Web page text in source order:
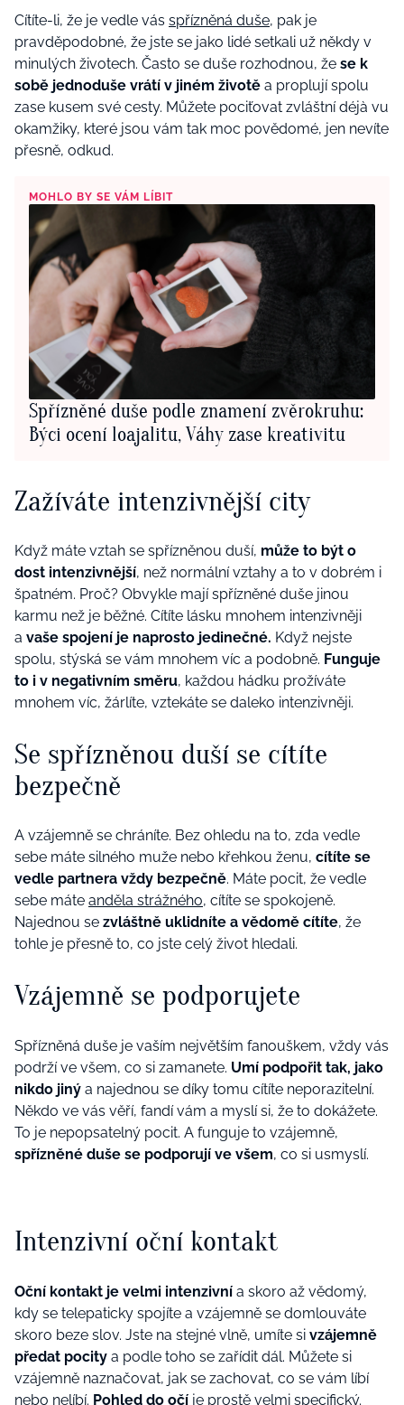
Cítíte-li, že je vedle vás spřízněná duše, pak je
pravděpodobné, že jste se jako lidé setkali už někdy v
minulých životech. Často se duše rozhodnou, že se k
sobě jednoduše vrátí v jiném životě a proplují spolu
zase kusem své cesty. Můžete pociťovat zvláštní déjà vu
okamžiky, které jsou vám tak moc povědomé, jen nevíte
přesně, odkud.
MOHLO BY SE VÁM LÍBIT
Spřízněné duše podle znamení zvěrokruhu:
Býci ocení loajalitu, Váhy zase kreativitu
Zažíváte intenzivnější city
Když máte vztah se spřízněnou duší, může to být o
dost intenzivnější, než normální vztahy a to v dobrém i
špatném. Proč? Obvykle mají spřízněné duše jinou
karmu než je běžné. Cítíte lásku mnohem intenzivněji
a vaše spojení je naprosto jedinečné. Když nejste
spolu, stýská se vám mnohem víc a podobně. Funguje
to i v negativním směru, každou hádku prožíváte
mnohem víc, žárlíte, vztekáte se daleko intenzivněji.
Se spřízněnou duší se cítíte
bezpečně
A vzájemně se chráníte. Bez ohledu na to, zda vedle
sebe máte silného muže nebo křehkou ženu, cítíte se
vedle partnera vždy bezpečně. Máte pocit, že vedle
sebe máte anděla strážného, cítíte se spokojeně.
Najednou se zvláštně uklidníte a vědomě cítíte, že
tohle je přesně to, co jste celý život hledali.
Vzájemně se podporujete
Spřízněná duše je vaším největším fanouškem, vždy vás
podrží ve všem, co si zamanete. Umí podpořit tak, jako
nikdo jiný a najednou se díky tomu cítíte neporazitelní.
Někdo ve vás věří, fandí vám a myslí si, že to dokážete.
To je nepopsatelný pocit. A funguje to vzájemně,
spřízněné duše se podporují ve všem, co si usmyslí.
Intenzivní oční kontakt
Oční kontakt je velmi intenzivní a skoro až vědomý,
kdy se telepaticky spojíte a vzájemně se domlouváte
skoro beze slov. Jste na stejné vlně, umíte si vzájemně
předat pocity a podle toho se zařídit dál. Můžete si
vzájemně naznačovat, jak se zachovat, co se vám líbí
nebo nelíbí. Pohled do očí je prostě velmi specifický.